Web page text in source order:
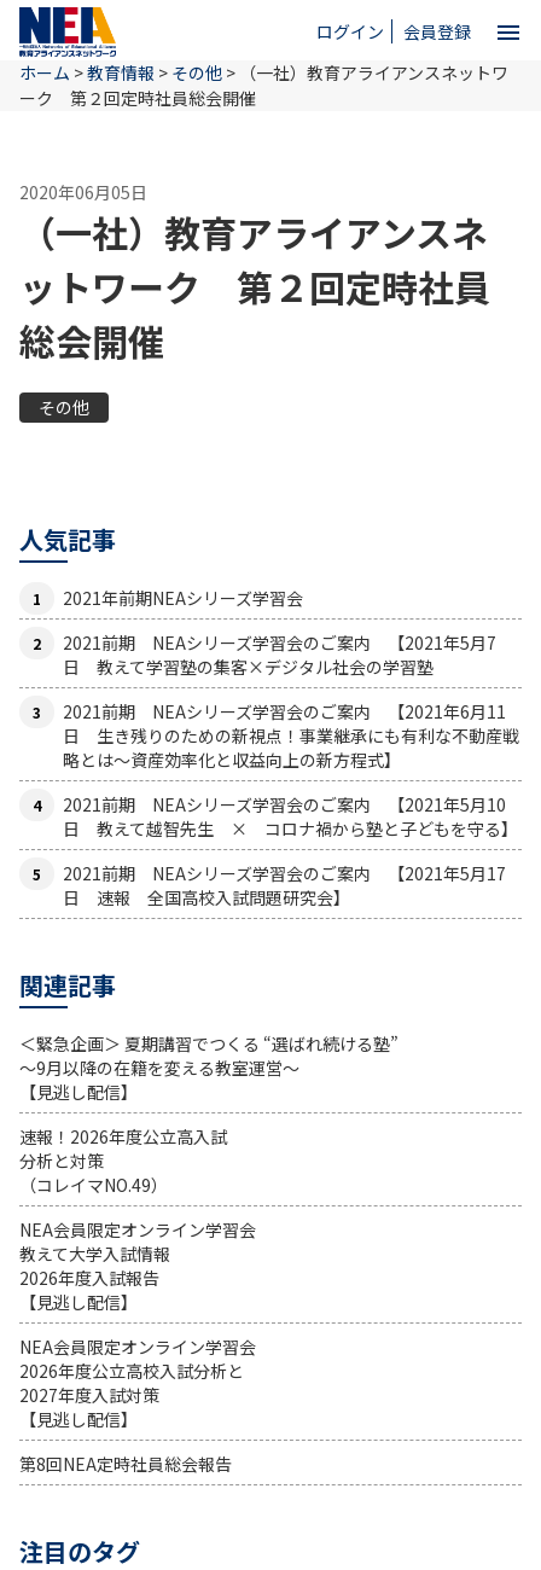
ログイン 会員登録 menu
ホーム
NEAとは
教育情報
お問い合わせ
ホーム >教育情報 > その他 >
（一社）教育アライアンスネットワ
ーク 第２回定時社員総会開催
2020年06月05日
（一社）教育アライアンスネ
ットワーク 第２回定時社員
総会開催
その他
人気記事
2021年前期NEAシリーズ学習会
2021前期 NEAシリーズ学習会のご案内 【2021年5月7
日 教えて学習塾の集客×デジタル社会の学習塾
2021前期 NEAシリーズ学習会のご案内 【2021年6月11
日 生き残りのための新視点！事業継承にも有利な不動産戦
略とは〜資産効率化と収益向上の新方程式】
2021前期 NEAシリーズ学習会のご案内 【2021年5月10
日 教えて越智先生 × コロナ禍から塾と子どもを守る】
2021前期 NEAシリーズ学習会のご案内 【2021年5月17
日 速報 全国高校入試問題研究会】
関連記事
＜緊急企画＞ 夏期講習でつくる “選ばれ続ける塾”
～9月以降の在籍を変える教室運営～
【見逃し配信】
速報！2026年度公立高入試
分析と対策
（コレイマNO.49）
NEA会員限定オンライン学習会
教えて大学入試情報
2026年度入試報告
【見逃し配信】
NEA会員限定オンライン学習会
2026年度公立高校入試分析と
2027年度入試対策
【見逃し配信】
第8回NEA定時社員総会報告
注目のタグ